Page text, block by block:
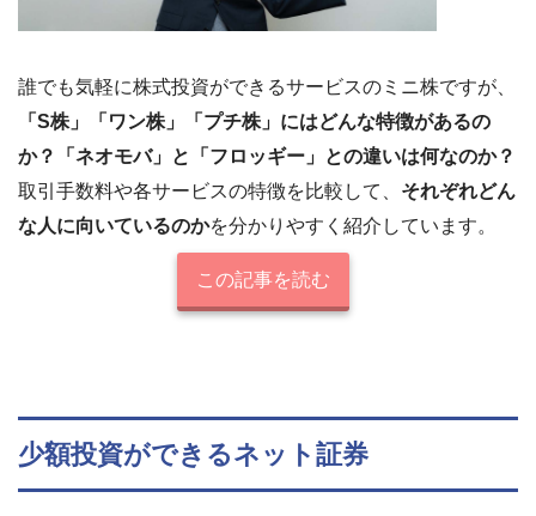
誰でも気軽に株式投資ができるサービスのミニ株ですが、
「S株」「ワン株」「プチ株」にはどんな特徴があるの
か？「ネオモバ」と「フロッギー」との違いは何なのか？
取引手数料や各サービスの特徴を比較して、 それぞれどん
な人に向いているのかを分かりやすく紹介しています。
この記事を読む
少額投資ができるネット証券